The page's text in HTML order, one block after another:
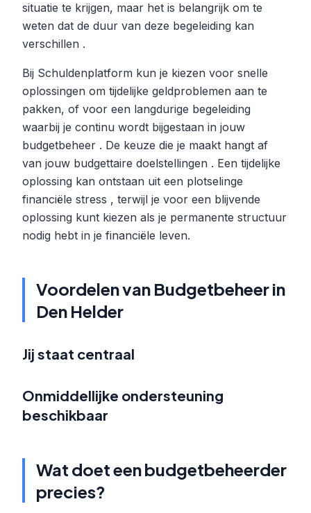
situatie te krijgen, maar het is belangrijk om te
weten dat de duur van deze begeleiding kan
verschillen .
Bij Schuldenplatform kun je kiezen voor snelle
oplossingen om tijdelijke geldproblemen aan te
pakken, of voor een langdurige begeleiding
waarbij je continu wordt bijgestaan in jouw
budgetbeheer . De keuze die je maakt hangt af
van jouw budgettaire doelstellingen . Een tijdelijke
oplossing kan ontstaan uit een plotselinge
financiële stress , terwijl je voor een blijvende
oplossing kunt kiezen als je permanente structuur
nodig hebt in je financiële leven.
Voordelen van Budgetbeheer in
Den Helder
Jij staat centraal
Onmiddellijke ondersteuning
beschikbaar
Wat doet een budgetbeheerder
precies?